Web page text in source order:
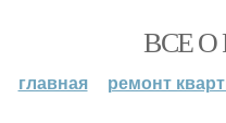
ВСЕ
главная ремонт